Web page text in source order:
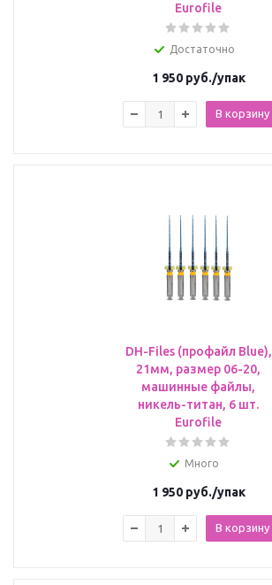
Eurofile
Достаточно
1 950руб./упак
В корзину
DH-Files (профайл Blue),
21мм, размер 06-20,
машинные файлы,
никель-титан, 6 шт.
Eurofile
Много
1 950руб./упак
В корзину